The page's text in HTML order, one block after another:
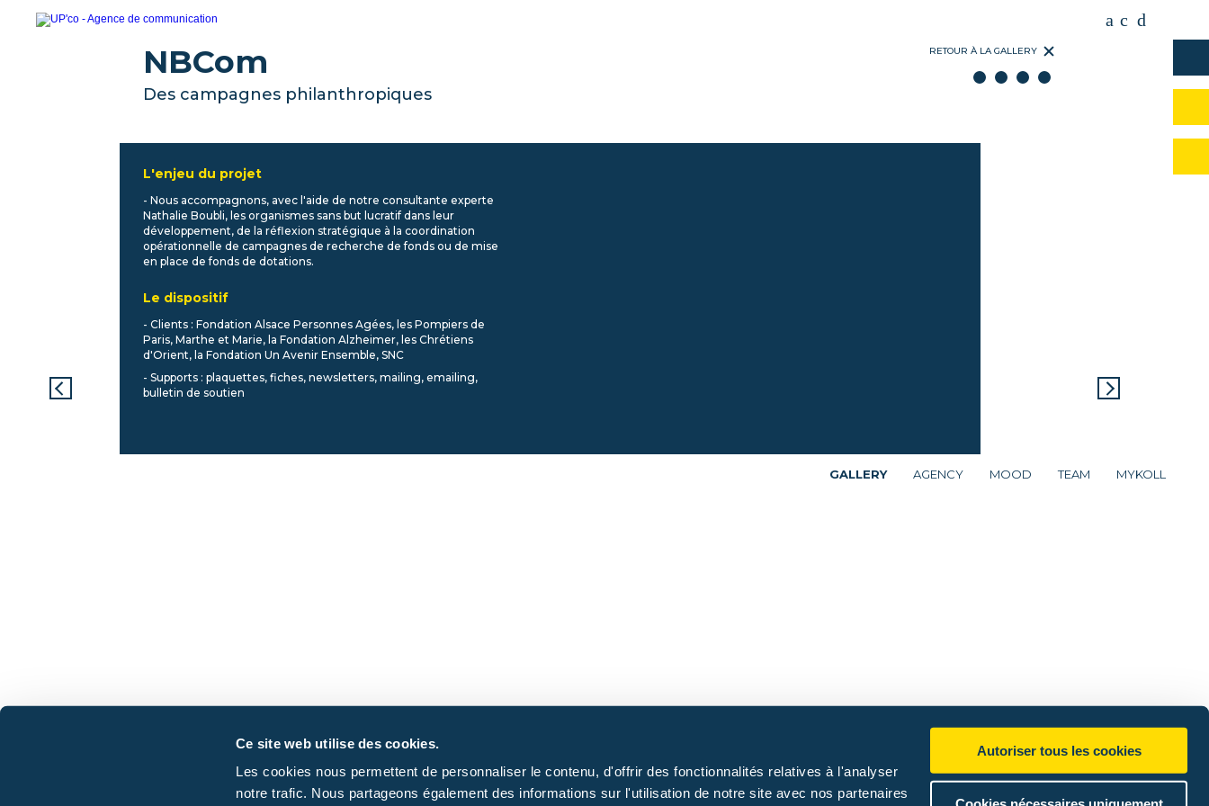
Ce site web utilise des cookies.
Les cookies nous permettent de personnaliser le contenu, d'offrir des fonctionnalités relatives à l'analyser
notre trafic. Nous partageons également des informations sur l'utilisation de notre site avec nos partenaires
Autoriser tous les cookies
NBCom
Des campagnes philanthropiques
L'enjeu du projet
- Nous accompagnons, avec l'aide de notre consultante experte
Nathalie Boubli, les organismes sans but lucratif dans leur
développement, de la réflexion stratégique à la coordination
opérationnelle de campagnes de recherche de fonds ou de mise
en place de fonds de dotations.
Le dispositif
- Clients : Fondation Alsace Personnes Agées, les Pompiers de
Paris, Marthe et Marie, la Fondation Alzheimer, les Chrétiens
d'Orient, la Fondation Un Avenir Ensemble, SNC
- Supports : plaquettes, fiches, newsletters, mailing, emailing,
bulletin de soutien
RETOUR À LA GALLERY
GALLERY AGENCY MOOD TEAM MYKOLL